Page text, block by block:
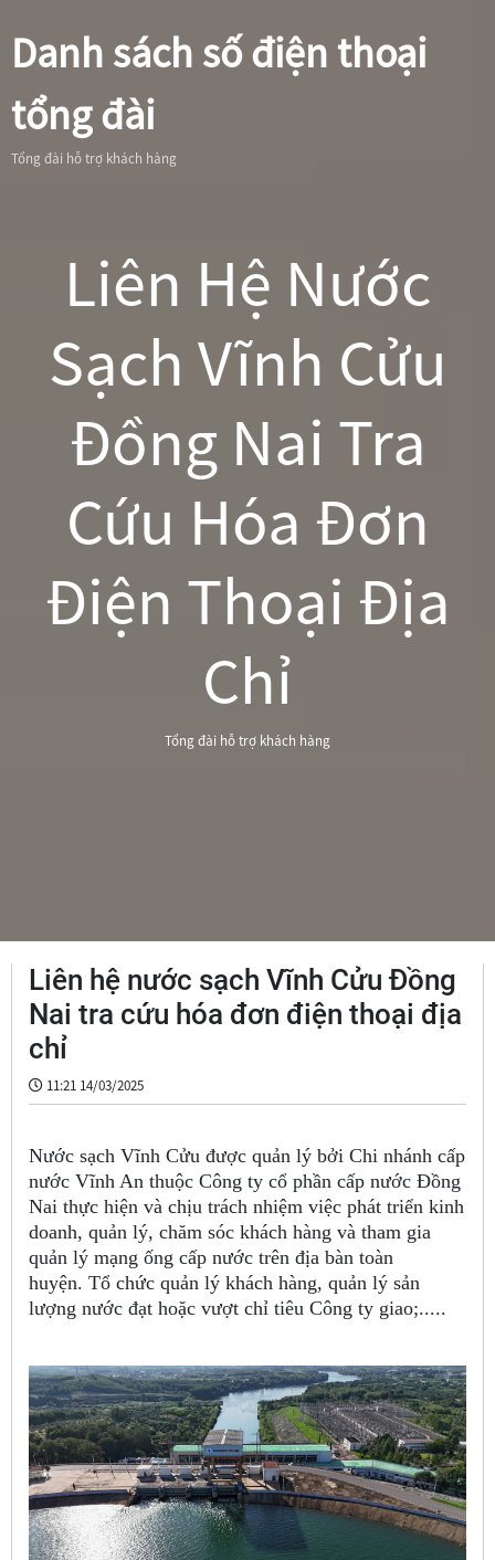
Danh sách số điện thoại
tổng đài
Tổng đài hỗ trợ khách hàng
Liên Hệ Nước
Sạch Vĩnh Cửu
Đồng Nai Tra
Cứu Hóa Đơn
Điện Thoại Địa
Chỉ
Tổng đài hỗ trợ khách hàng
Liên hệ nước sạch Vĩnh Cửu Đồng
Nai tra cứu hóa đơn điện thoại địa
chỉ
11:21 14/03/2025
Nước sạch Vĩnh Cửu được quản lý bởi Chi nhánh cấp
nước Vĩnh An thuộc Công ty cổ phần cấp nước Đồng
Nai thực hiện và chịu trách nhiệm việc phát triển kinh
doanh, quản lý, chăm sóc khách hàng và tham gia
quản lý mạng ống cấp nước trên địa bàn toàn
huyện. Tổ chức quản lý khách hàng, quản lý sản
lượng nước đạt hoặc vượt chỉ tiêu Công ty giao;.....